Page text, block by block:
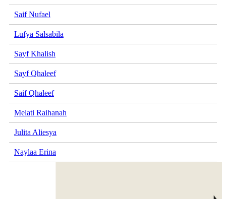
Saif Nufael
Lufya Salsabila
Sayf Khalish
Sayf Qhaleef
Saif Qhaleef
Melati Raihanah
Julita Aliesya
Naylaa Erina